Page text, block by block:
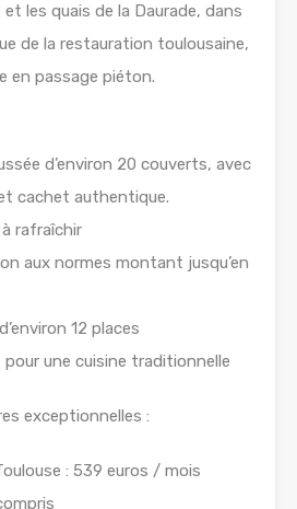
les quais de la Daurade, dans
de la restauration toulousaine,
en passage piéton.
d’environ 20 couverts, avec
cachet authentique.
rafraîchir
aux normes montant jusqu’en
12 places
une cuisine traditionnelle
exceptionnelles :
: 539 euros / mois